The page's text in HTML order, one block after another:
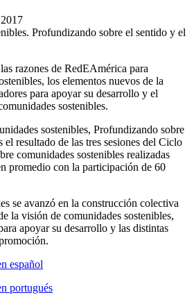
razones de RedEAmérica para
los elementos nuevos de la
para apoyar su desarrollo y el
sostenibles.
sostenibles, Profundizando sobre
el resultado de las tres sesiones del Ciclo
comunidades sostenibles realizadas
promedio con la participación de 60
se avanzó en la construcción colectiva
la visión de comunidades sostenibles,
apoyar su desarrollo y las distintas
español
portugués